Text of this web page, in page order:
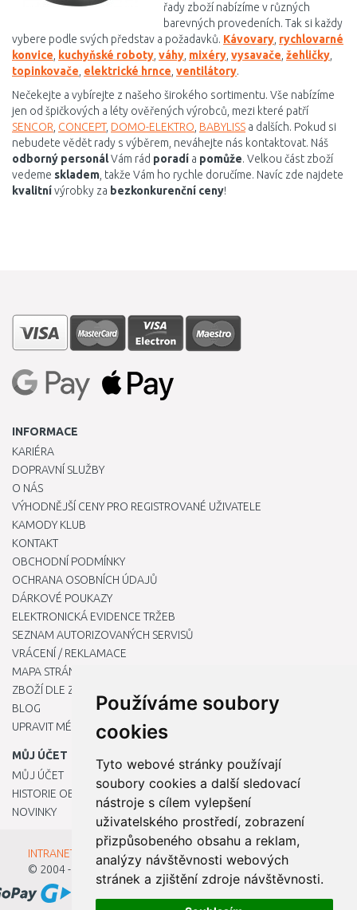
Používáme soubory
cookies
Tyto webové stránky používají
soubory cookies a další sledovací
nástroje s cílem vylepšení
uživatelského prostředí, zobrazení
přizpůsobeného obsahu a reklam,
analýzy návštěvnosti webových
stránek a zjištění zdroje návštěvnosti.
řady zboží nabízíme v různých
barevných provedeních. Tak si každy
vybere podle svých představ a požadavků. Kávovary rychlovarné
konvice
kuchyňské roboty váhy mixéry vysavače žehličky
topinkovače elektrické hrnce ventilátory.
Nečekejte a vybírejte z našeho širokého sortimentu. Vše nabízíme
jen od špičkových a léty ověřených výrobců, mezi které patří
SENCOR CONCEPT, DOMO-ELEKTRO BABYLISS a dalších. Pokud si
nebudete vědět rady s výběrem, neváhejte nás kontaktovat. Náš
odborný personálVám rád poradí a pomůže. Velkou část zboží
vedeme skladem , takže Vám ho rychle doručíme. Navíc zde najdete
kvalitnívýrobky za bezkonkurenční ceny!
INFORMACE
KARIÉRA
DOPRAVNÍ SLUŽBY
O NÁS
VÝHODNĚJŠÍ CENY PRO REGISTROVANÉ UŽIVATELE
KAMODY KLUB
KONTAKT
OBCHODNÍ PODMÍNKY
OCHRANA OSOBNÍCH ÚDAJŮ
DÁRKOVÉ POUKAZY
ELEKTRONICKÁ EVIDENCE TRŽEB
SEZNAM AUTORIZOVANÝCH SERVISŮ
VRÁCENÍ / REKLAMACE
MAPA STRÁNKY
ZBOŽÍ DLE ZNAČEK
BLOG
UPRAVIT MÉ PŘEDVOLBY COOKIES
MŮJ ÚČET
MŮJ ÚČET
HISTORIE OBJEDNÁVEK
NOVINKY
INTRANET - Přihlášení pro zaměstnance
© 2004 - 2026
Kamody s.r.o.